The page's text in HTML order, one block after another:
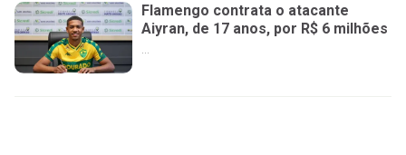
Flamengo contrata o atacante
Aiyran, de 17 anos, por R$ 6 milhões
...